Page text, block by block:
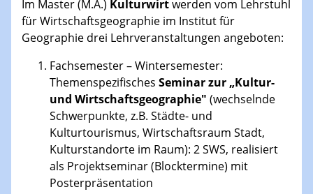
Im Master (M.A.) Kulturwirtwerden vom Lehrstuhl
für Wirtschaftsgeographie im Institut für
Geographie drei Lehrveranstaltungen angeboten:
Fachsemester – Wintersemester:
Themenspezifisches Seminar zur „Kultur-
und Wirtschaftsgeographie" (wechselnde
Schwerpunkte, z.B. Städte- und
Kulturtourismus, Wirtschaftsraum Stadt,
Kulturstandorte im Raum): 2 SWS, realisiert
als Projektseminar (Blocktermine) mit
Posterpräsentation